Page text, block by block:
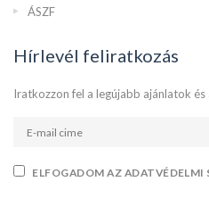
ÁSZF
Hírlevél feliratkozás
Iratkozzon fel a legújabb ajánlatok
ELFOGADOM AZ ADATVÉDELMI